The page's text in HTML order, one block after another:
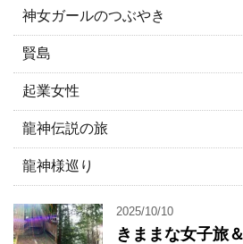
神女ガールのつぶやき
賢島
起業女性
龍神伝説の旅
龍神様巡り
2025/10/10
きままな女子旅